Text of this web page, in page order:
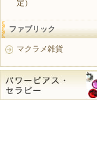
定）
ファブリック
マクラメ雑貨